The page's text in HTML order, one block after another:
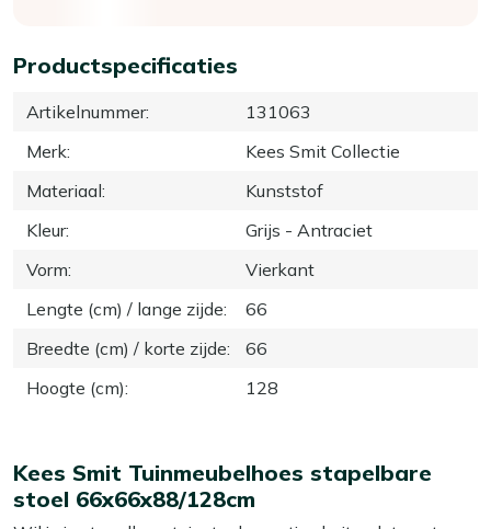
Productspecificaties
Artikelnummer:
131063
Merk:
Kees Smit Collectie
Materiaal:
Kunststof
Kleur:
Grijs - Antraciet
Vorm:
Vierkant
Lengte (cm) / lange zijde:
66
Breedte (cm) / korte zijde:
66
Hoogte (cm): 128
Kees Smit Tuinmeubelhoes stapelbare
stoel 66x66x88/128cm